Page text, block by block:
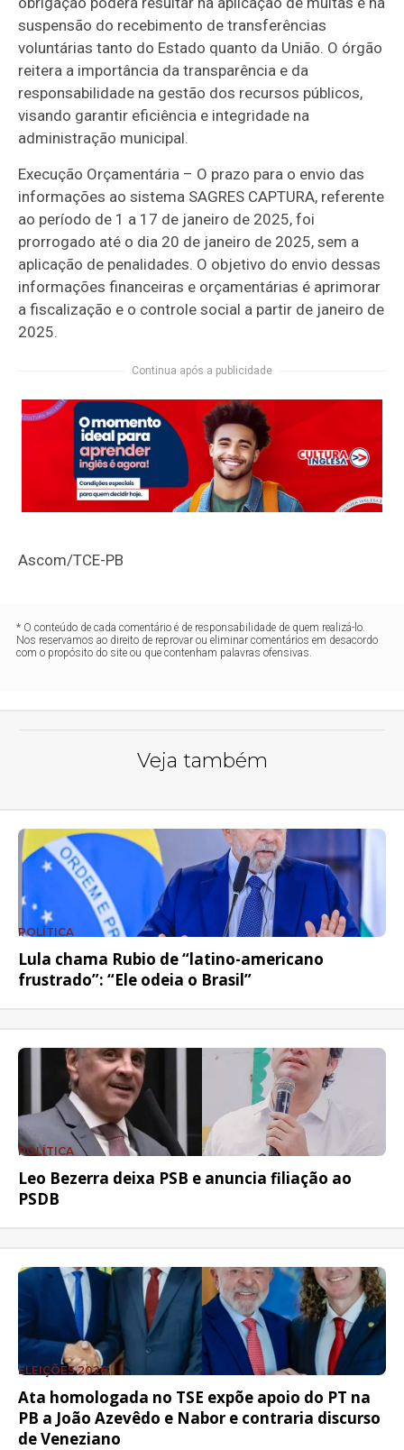
suspensão do recebimento de transferências
voluntárias tanto do Estado quanto da União. O órgão
reitera a importância da transparência e da
responsabilidade na gestão dos recursos públicos,
visando garantir eficiência e integridade na
administração municipal.
Execução Orçamentária – O prazo para o envio das
informações ao sistema SAGRES CAPTURA, referente
ao período de 1 a 17 de janeiro de 2025, foi
prorrogado até o dia 20 de janeiro de 2025, sem a
aplicação de penalidades. O objetivo do envio dessas
informações financeiras e orçamentárias é aprimorar
a fiscalização e o controle social a partir de janeiro de
2025.
Continua após a publicidade
Ascom/TCE-PB
* O conteúdo de cada comentário é de responsabilidade de quem realizá-lo.
Nos reservamos ao direito de reprovar ou eliminar comentários em desacordo
com o propósito do site ou que contenham palavras ofensivas.
Veja também
POLÍTICA
Lula chama Rubio de “latino-americano
frustrado”: “Ele odeia o Brasil”
POLÍTICA
Leo Bezerra deixa PSB e anuncia filiação ao
PSDB
ELEIÇÕES 2026
Ata homologada no TSE expõe apoio do PT na
PB a João Azevêdo e Nabor e contraria discurso
de Veneziano